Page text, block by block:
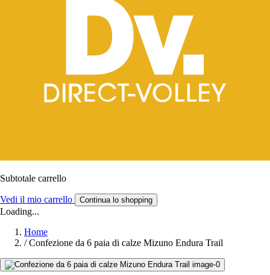
Subtotale carrello
Vedi il mio carrello Continua lo shopping
Loading...
Home
/ Confezione da 6 paia di calze Mizuno Endura Trail